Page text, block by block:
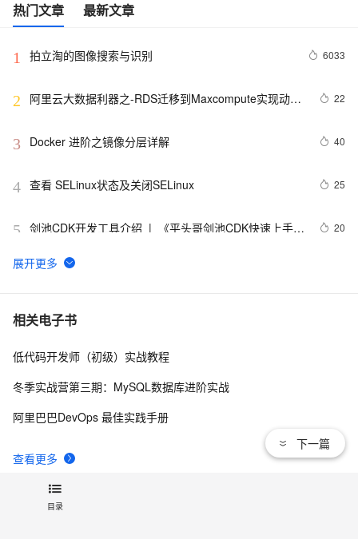
目录
热门文章 最新文章
1 拍立淘的图像搜索与识别 6033
2
阿里云大数据利器之-RDS迁移到Maxcompute实现动态
22
3 Docker 进阶之镜像分层详解 40
4 查看 SELinux状态及关闭SELinux 25
5 剑池CDK开发工具介绍  |  《平头哥剑池CDK快速上手指
20
6 WebAssembly 在 MOSN 中的实践 - 基础框架篇
7 userdel使用说明
8 自己看系统的“系统还原”
5
相关电子书
查看更多
低代码开发师（初级）实战教程
冬季实战营第三期：MySQL数据库进阶实战
阿里巴巴DevOps 最佳实践手册
下一篇